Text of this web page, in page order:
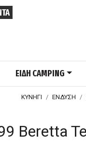
ΕΙΔΗ CAMPING
ΚΥΝΗΓΙ ΕΝΔΥΣΗ
Beretta